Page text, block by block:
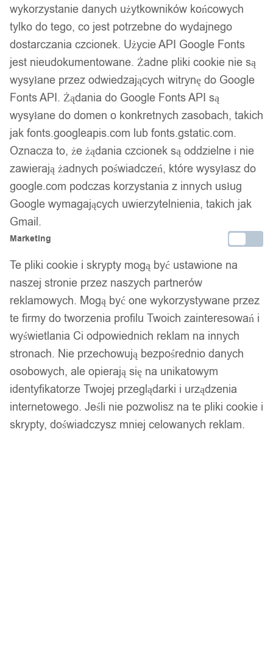
Srebrny zestaw pierścionków retro punk boho 72
11,99zł
Opis produktu
Pierścień / obrączka firmy WOLFRING wykonana z ze stali
nierdzewnej 316L.
Wysokogatunkowa stal nierdzewna zapewni długie
użytkowanie pierścienia bez zarysowań. Większość naszych
pierścieni jest dodatkowo pozłacana. Gwarantujemy najwyższą
możliwą jakość detali i wykończenia naszych pierścieni i
obrączek.
wykorzystanie danych użytkowników końcowych
tylko do tego, co jest potrzebne do wydajnego
dostarczania czcionek. Użycie API Google Fonts
jest nieudokumentowane. Żadne pliki cookie nie są
wysyłane przez odwiedzających witrynę do Google
Fonts API. Żądania do Google Fonts API są
wysyłane do domen o konkretnych zasobach, takich
jak fonts.googleapis.com lub fonts.gstatic.com.
Oznacza to, że żądania czcionek są oddzielne i nie
zawierają żadnych poświadczeń, które wysyłasz do
google.com podczas korzystania z innych usług
Google wymagających uwierzytelnienia, takich jak
Gmail.
Marketing
Te pliki cookie i skrypty mogą być ustawione na
naszej stronie przez naszych partnerów
reklamowych. Mogą być one wykorzystywane przez
te firmy do tworzenia profilu Twoich zainteresowań i
wyświetlania Ci odpowiednich reklam na innych
stronach. Nie przechowują bezpośrednio danych
osobowych, ale opierają się na unikatowym
identyfikatorze Twojej przeglądarki i urządzenia
internetowego. Jeśli nie pozwolisz na te pliki cookie i
skrypty, doświadczysz mniej celowanych reklam.